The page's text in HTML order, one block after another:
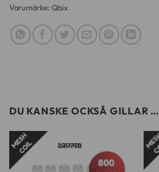
Varumärke:Qbix
DU KANSKE OCKSÅ GILLAR …